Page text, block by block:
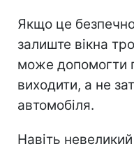
Якщо це
залиште вікна
може допомогти
виходити, а не
автомобіля.
Навіть